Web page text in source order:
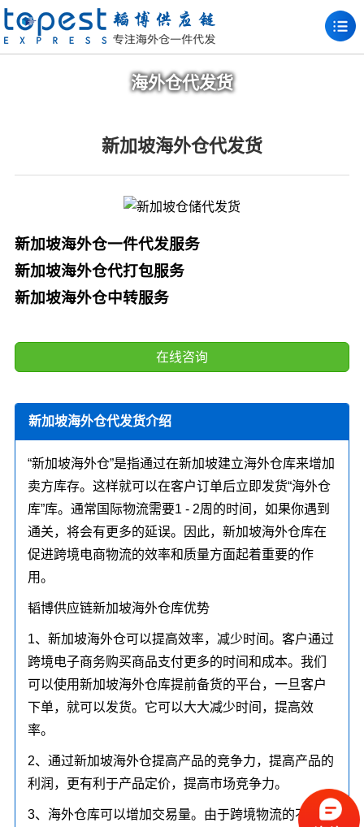
海外仓代发货
新加坡海外仓代发货
新加坡海外仓一件代发服务
新加坡海外仓代打包服务
新加坡海外仓中转服务
在线咨询
新加坡海外仓代发货介绍
“新加坡海外仓”是指通过在新加坡建立海外仓库来增加
卖方库存。这样就可以在客户订单后立即发货“海外仓
库”库。通常国际物流需要1 - 2周的时间，如果你遇到
通关，将会有更多的延误。因此，新加坡海外仓库在
促进跨境电商物流的效率和质量方面起着重要的作
用。
韬博供应链新加坡海外仓库优势
1、新加坡海外仓可以提高效率，减少时间。客户通过
跨境电子商务购买商品支付更多的时间和成本。我们
可以使用新加坡海外仓库提前备货的平台，一旦客户
下单，就可以发货。它可以大大减少时间，提高效
率。
2、通过新加坡海外仓提高产品的竞争力，提高产品的
利润，更有利于产品定价，提高市场竞争力。
3、海外仓库可以增加交易量。由于跨境物流的不便，